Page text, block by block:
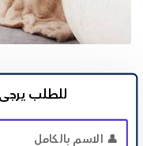
للطلب يرجى